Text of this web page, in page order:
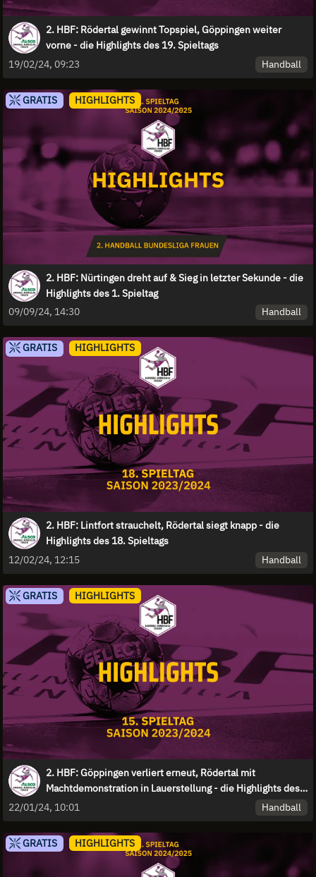
2. HBF: Rödertal gewinnt Topspiel, Göppingen weiter
vorne - die Highlights des 19. Spieltags
19/02/24, 09:23
Handball
GRATIS HIGHLIGHTS
2. HBF: Nürtingen dreht auf & Sieg in letzter Sekunde - die
Highlights des 1. Spieltag
09/09/24, 14:30
Handball
GRATIS HIGHLIGHTS
2. HBF: Lintfort strauchelt, Rödertal siegt knapp - die
Highlights des 18. Spieltags
12/02/24, 12:15
Handball
GRATIS HIGHLIGHTS
2. HBF: Göppingen verliert erneut, Rödertal mit
Machtdemonstration in Lauerstellung - die Highlights des
15. Spieltags
22/01/24, 10:01 Handball
GRATIS HIGHLIGHTS